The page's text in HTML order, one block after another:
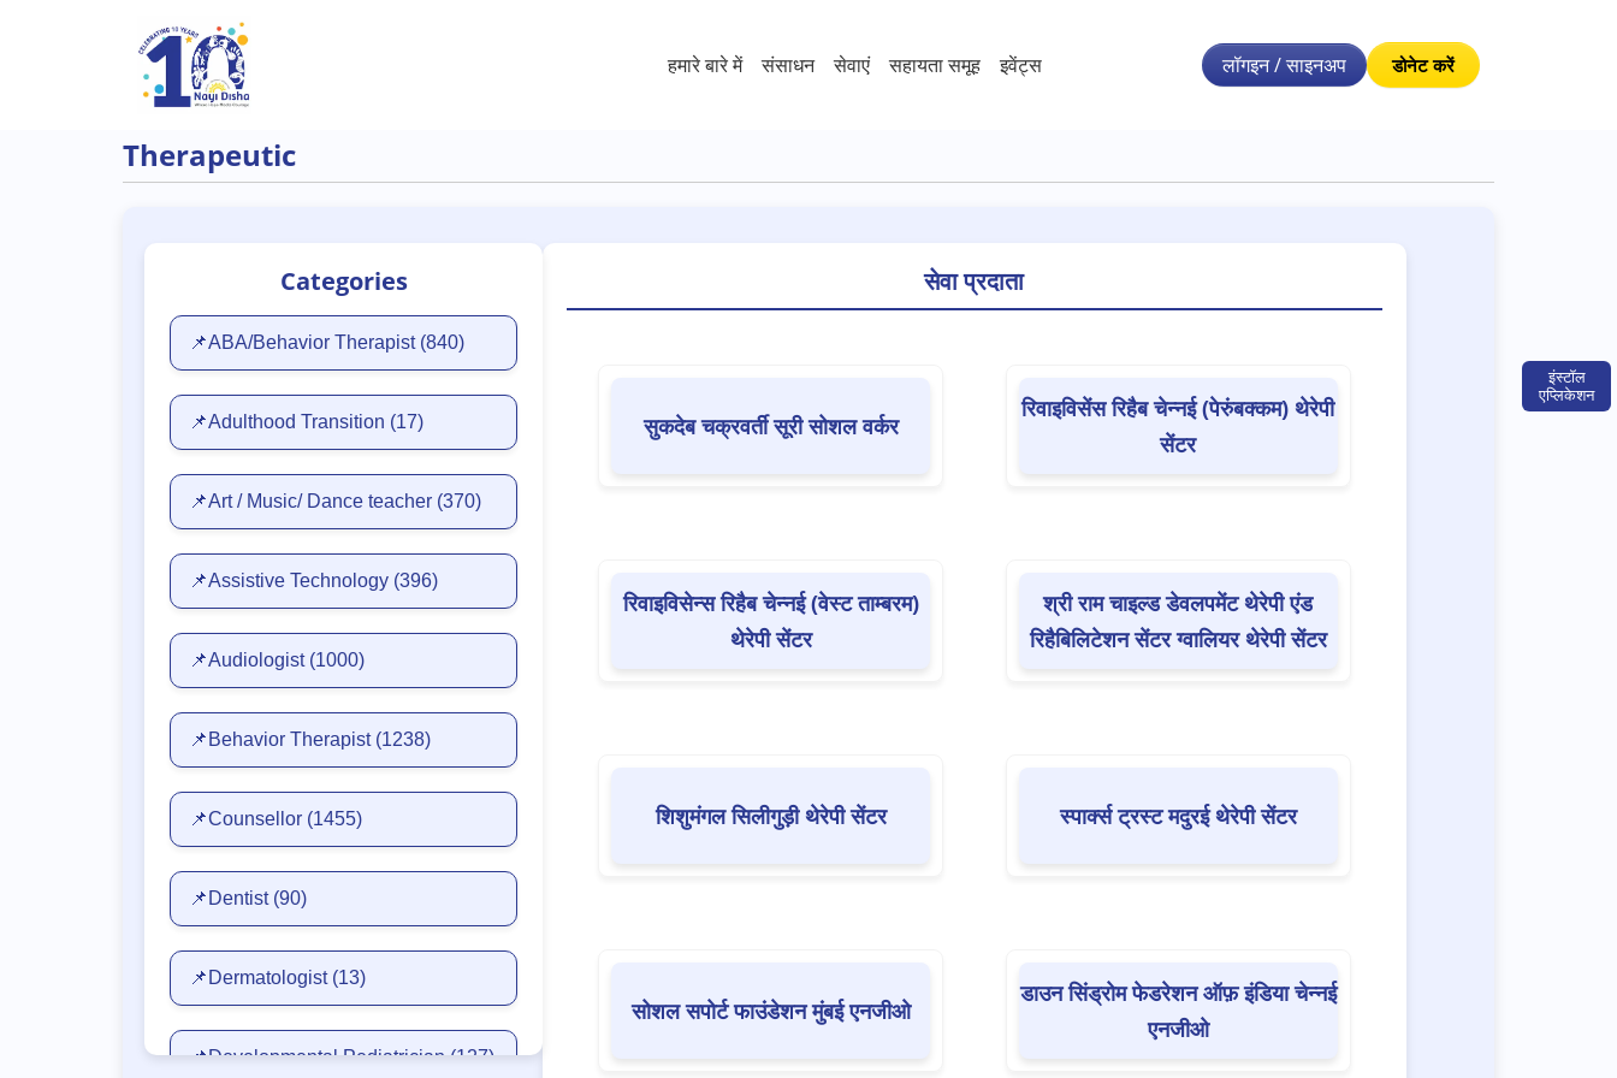
Skip to main content
इंस्टॉल
एप्लिकेशन
हमारे बारे में संसाधन सेवाएं सहायता समूह इवेंट्स लॉगइन / साइनअप डोनेट करें
Therapeutic
Categories
📌ABA/Behavior Therapist (840)
📌Adulthood Transition (17)
📌Art / Music/ Dance teacher (370)
📌Assistive Technology (396)
📌Audiologist (1000)
📌Behavior Therapist (1238)
📌Counsellor (1455)
📌Dentist (90)
📌Dermatologist (13)
📌Developmental Pediatrician (127)
सेवा प्रदाता
सुकदेब चक्रवर्ती सूरी सोशल वर्कर
रिवाइविसेंस रिहैब चेन्नई (पेरुंबक्कम) थेरेपी
सेंटर
रिवाइविसेन्स रिहैब चेन्नई (वेस्ट ताम्बरम)
थेरेपी सेंटर
श्री राम चाइल्ड डेवलपमेंट थेरेपी एंड
रिहैबिलिटेशन सेंटर ग्वालियर थेरेपी सेंटर
शिशुमंगल सिलीगुड़ी थेरेपी सेंटर स्पार्क्स ट्रस्ट मदुरई थेरेपी सेंटर
सोशल सपोर्ट फाउंडेशन मुंबई एनजीओ
डाउन सिंड्रोम फेडरेशन ऑफ़ इंडिया चेन्नई
एनजीओ